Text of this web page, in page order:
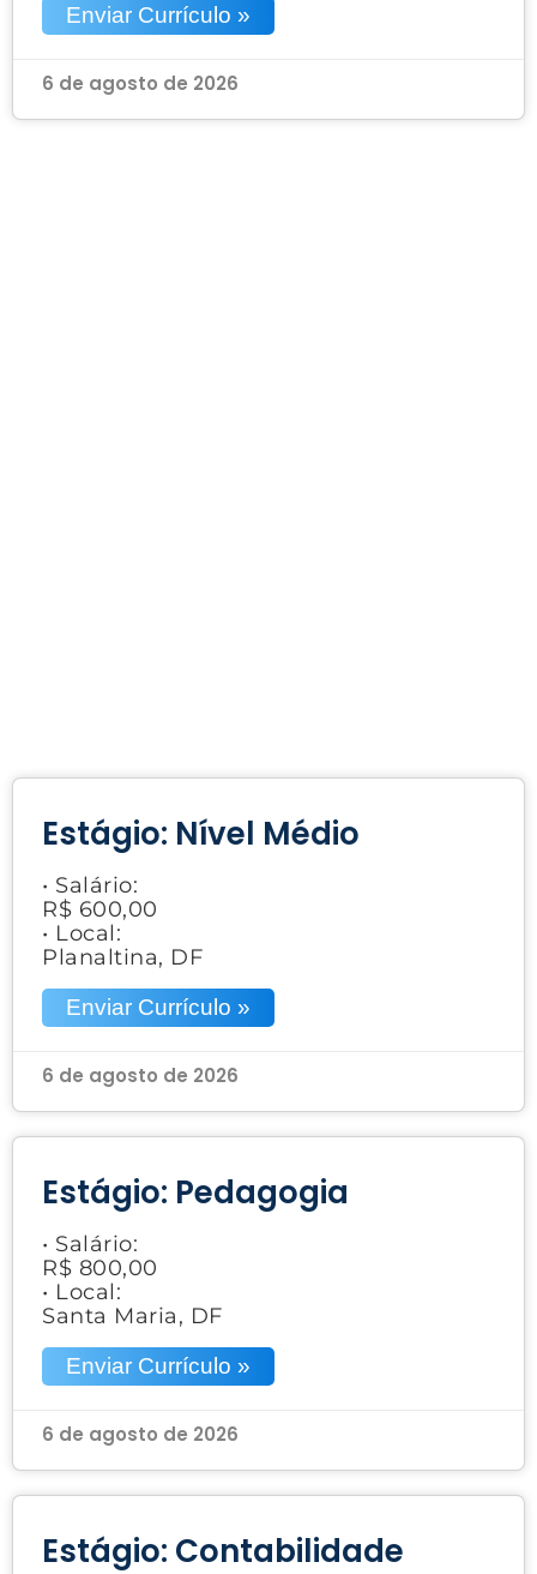
Enviar Currículo »
6 de agosto de 2026
Estágio: Nível Médio
• Salário:
R$ 600,00
• Local:
Planaltina, DF
Enviar Currículo »
6 de agosto de 2026
Estágio: Pedagogia
• Salário:
R$ 800,00
• Local:
Santa Maria, DF
Enviar Currículo »
6 de agosto de 2026
Estágio: Contabilidade